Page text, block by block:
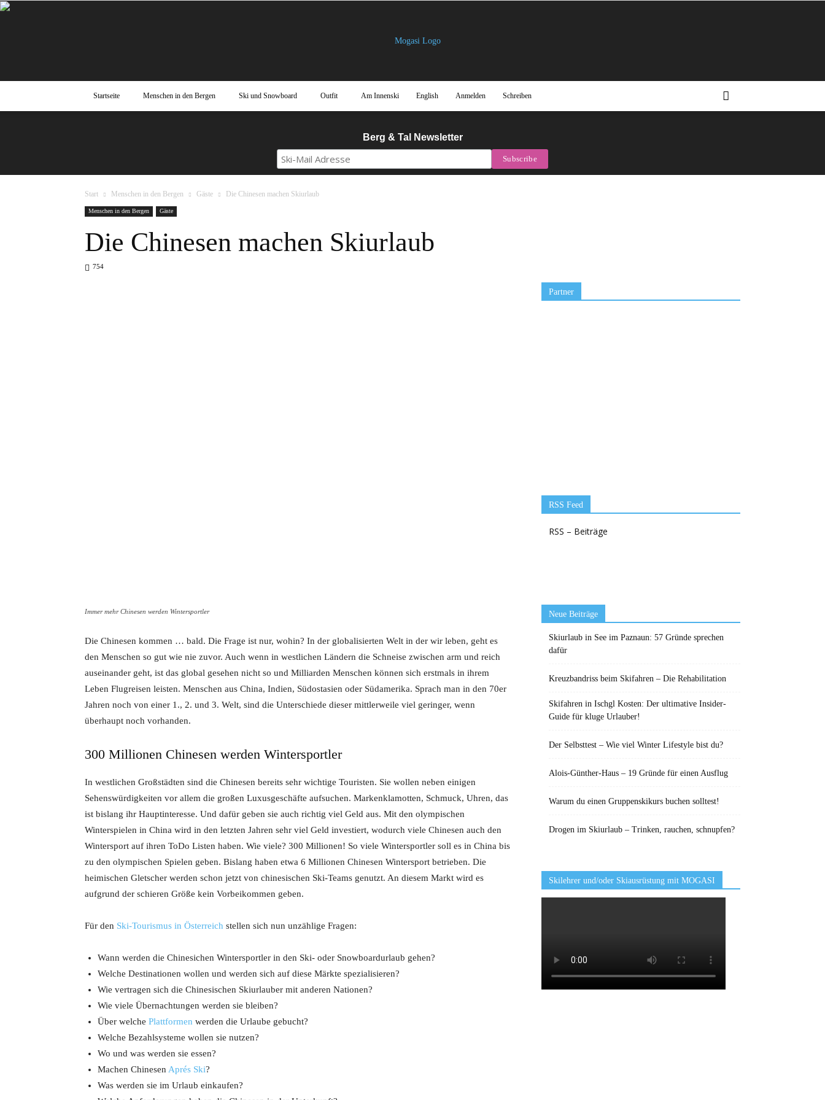
Startseite Menschen in den Bergen Ski und Snowboard Outfit Am Innenski English Anmelden Schreiben
Berg & Tal Newsletter
Start Menschen in den Bergen Gäste Die Chinesen machen Skiurlaub
Menschen in den Bergen Gäste
Die Chinesen machen Skiurlaub
754
Immer mehr Chinesen werden Wintersportler
Die Chinesen kommen … bald. Die Frage ist nur, wohin? In der globalisierten Welt in der wir leben, geht es
den Menschen so gut wie nie zuvor. Auch wenn in westlichen Ländern die Schneise zwischen arm und reich
auseinander geht, ist das global gesehen nicht so und Milliarden Menschen können sich erstmals in ihrem
Leben Flugreisen leisten. Menschen aus China, Indien, Südostasien oder Südamerika. Sprach man in den 70er
Jahren noch von einer 1., 2. und 3. Welt, sind die Unterschiede dieser mittlerweile viel geringer, wenn
überhaupt noch vorhanden.
300 Millionen Chinesen werden Wintersportler
In westlichen Großstädten sind die Chinesen bereits sehr wichtige Touristen. Sie wollen neben einigen
Sehenswürdigkeiten vor allem die großen Luxusgeschäfte aufsuchen. Markenklamotten, Schmuck, Uhren, das
ist bislang ihr Hauptinteresse. Und dafür geben sie auch richtig viel Geld aus. Mit den olympischen
Winterspielen in China wird in den letzten Jahren sehr viel Geld investiert, wodurch viele Chinesen auch den
Wintersport auf ihren ToDo Listen haben. Wie viele? 300 Millionen! So viele Wintersportler soll es in China bis
zu den olympischen Spielen geben. Bislang haben etwa 6 Millionen Chinesen Wintersport betrieben. Die
heimischen Gletscher werden schon jetzt von chinesischen Ski-Teams genutzt. An diesem Markt wird es
aufgrund der schieren Größe kein Vorbeikommen geben.
Für den Ski-Tourismus in Österreich stellen sich nun unzählige Fragen:
Wann werden die Chinesichen Wintersportler in den Ski- oder Snowboardurlaub gehen?
Welche Destinationen wollen und werden sich auf diese Märkte spezialisieren?
Wie vertragen sich die Chinesischen Skiurlauber mit anderen Nationen?
Wie viele Übernachtungen werden sie bleiben?
Über welche Plattformen werden die Urlaube gebucht?
Welche Bezahlsysteme wollen sie nutzen?
Wo und was werden sie essen?
Machen Chinesen Aprés Ski?
Was werden sie im Urlaub einkaufen?
Partner
RSS Feed
RSS – Beiträge
Neue Beiträge
Skiurlaub in See im Paznaun: 57 Gründe sprechen
dafür
Kreuzbandriss beim Skifahren – Die Rehabilitation
Skifahren in Ischgl Kosten: Der ultimative Insider-
Guide für kluge Urlauber!
Der Selbsttest – Wie viel Winter Lifestyle bist du?
Alois-Günther-Haus – 19 Gründe für einen Ausflug
Warum du einen Gruppenskikurs buchen solltest!
Drogen im Skiurlaub – Trinken, rauchen, schnupfen?
Skilehrer und/oder Skiausrüstung mit MOGASI